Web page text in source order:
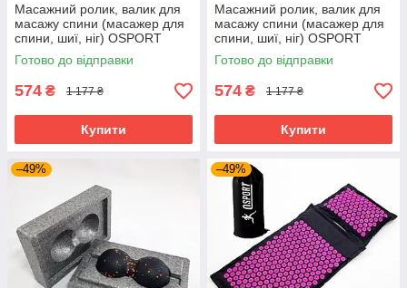
Масажний ролик, валик для
масажу спини (масажер для
спини, шиї, ніг) OSPORT
33*14см + чохол (MS 2520)
Чорний
Готово до відправки
574 ₴ 1 177 ₴
Купити
Масажний ролик, валик для
масажу спини (масажер для
спини, шиї, ніг) OSPORT
33*14см + чохол (MS 2520)
Готово до відправки
574 ₴ 1 177 ₴
Купити
–49% –49%